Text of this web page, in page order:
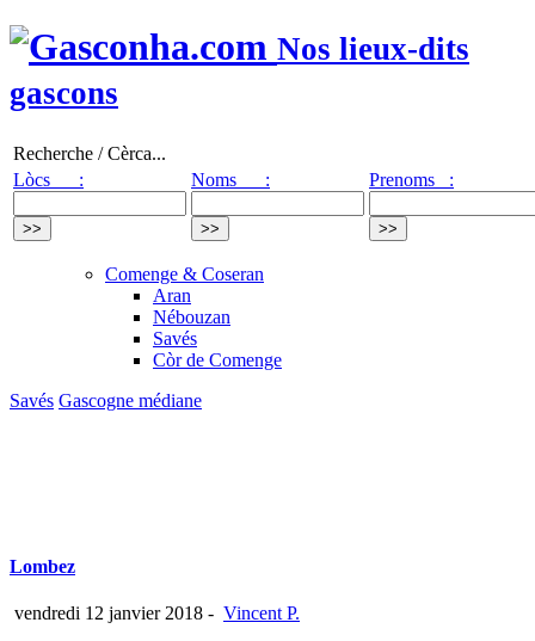
Nos lieux-dits
gascons
Recherche / Cèrca...
Lòcs :
Noms : Prenoms :
Comenge & Coseran
Aran
Nébouzan
Savés
Còr de Comenge
Savés Gascogne médiane
Lombez
vendredi 12 janvier 2018 - Vincent P.